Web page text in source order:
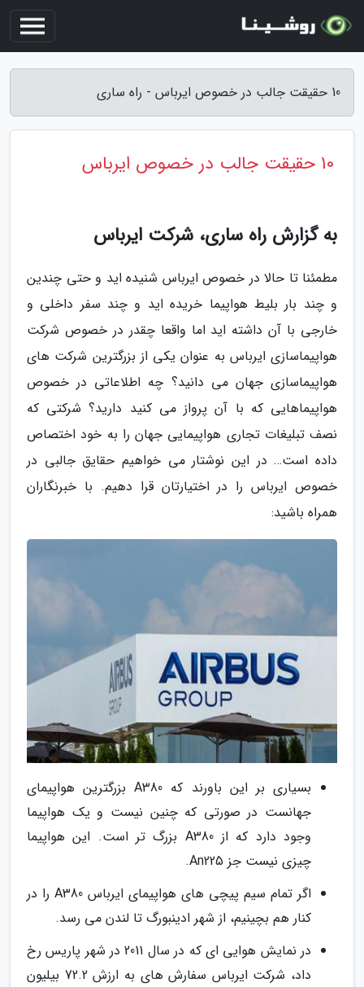
10 حقیقت جالب در خصوص ایرباس - راه ساری
10 حقیقت جالب در خصوص ایرباس
به گزارش راه ساری، شرکت ایرباس
مطمئنا تا حالا در خصوص ایرباس شنیده اید و حتی چندین
و چند بار بلیط هواپیما خریده اید و چند سفر داخلی و
خارجی با آن داشته اید اما واقعا چقدر در خصوص شرکت
هواپیماسازی ایرباس به عنوان یکی از بزرگترین شرکت های
هواپیماسازی جهان می دانید؟ چه اطلاعاتی در خصوص
هواپیماهایی که با آن پرواز می کنید دارید؟ شرکتی که
نصف تبلیغات تجاری هواپیمایی جهان را به خود اختصاص
داده است… در این نوشتار می خواهیم حقایق جالبی در
خصوص ایرباس را در اختیارتان قرا دهیم. با خبرنگاران
همراه باشید:
بسیاری بر این باورند که A380 بزرگترین هواپیمای
جهانست در صورتی که چنین نیست و یک هواپیما
وجود دارد که از A380 بزرگ تر است. این هواپیما
چیزی نیست جز An225.
اگر تمام سیم پیچی های هواپیمای ایرباس A380 را در
کنار هم بچینیم، از شهر ادینبورگ تا لندن می رسد.
در نمایش هوایی ای که در سال 2011 در شهر پاریس رخ
داد، شرکت ایرباس سفارش های به ارزش 72.2 بیلیون